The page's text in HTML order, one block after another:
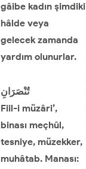
gâibe kadın şimdiki
hâlde veya
gelecek zamanda
yardım olunurlar.
تُنْصَرَانِ
Fiil-i müzâri’,
binası meçhûl,
tesniye, müzekker,
muhâtab. Manası: